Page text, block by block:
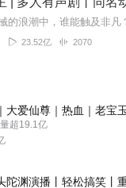
的“砰啪轰”真的很搞笑
好，背景干净，不杂乱
23.52亿 2070
超19.1亿